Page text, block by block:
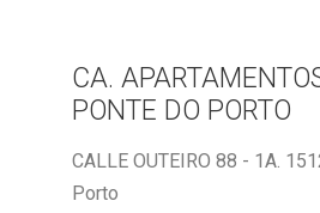
CA.
PONTE DO PORTO
CALLE OUTEIRO 88 - 1A.
Porto